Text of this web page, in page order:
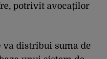
potrivit avocaților
va distribui suma de